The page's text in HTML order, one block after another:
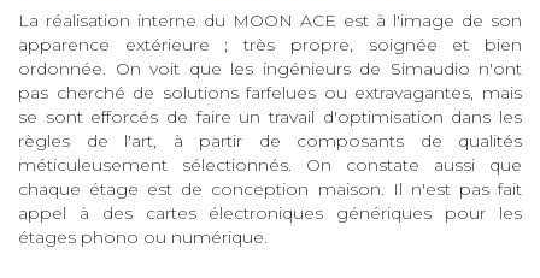
La réalisation interne du MOON ACE est à l'image de son
apparence extérieure ; très propre, soignée et bien
ordonnée. On voit que les ingénieurs de Simaudio n'ont
pas cherché de solutions farfelues ou extravagantes, mais
se sont efforcés de faire un travail d'optimisation dans les
règles de l'art, à partir de composants de qualités
méticuleusement sélectionnés. On constate aussi que
chaque étage est de conception maison. Il n'est pas fait
appel à des cartes électroniques génériques pour les
étages phono ou numérique.